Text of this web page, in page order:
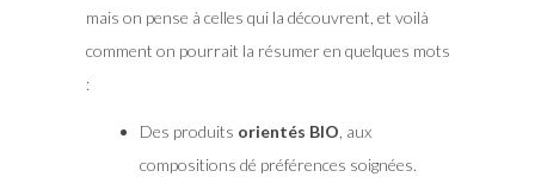
mais on pense à celles qui la découvrent, et voilà
comment on pourrait la résumer en quelques mots
:
Des produits orientés BIO , aux
compositions dé préférences soignées.